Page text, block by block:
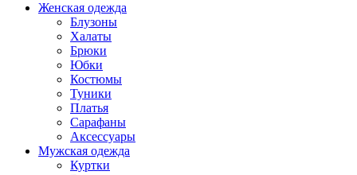
Женская одежда
Блузоны
Халаты
Брюки
Юбки
Костюмы
Туники
Платья
Сарафаны
Аксессуары
Мужская одежда
Куртки